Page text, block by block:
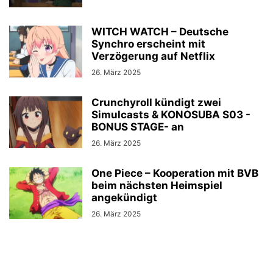
WITCH WATCH – Deutsche
Synchro erscheint mit
Verzögerung auf Netflix
26. März 2025
Crunchyroll kündigt zwei
Simulcasts & KONOSUBA S03 -
BONUS STAGE- an
26. März 2025
One Piece – Kooperation mit BVB
beim nächsten Heimspiel
angekündigt
26. März 2025